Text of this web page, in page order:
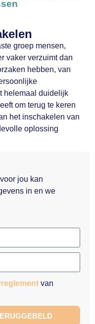
groep mensen,
vaker verzuimt dan
hebben, van
helemaal duidelijk
om terug te keren
het inschakelen van
oplossing
voor jou kan
in en we
van